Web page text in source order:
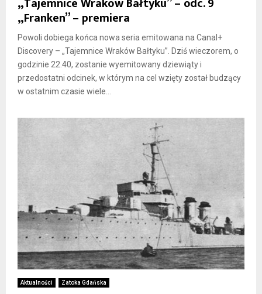
„Franken” – premiera
Powoli dobiega końca nowa seria emitowana na Canal+
Discovery – „Tajemnice Wraków Bałtyku”. Dziś wieczorem, o
godzinie 22.40, zostanie wyemitowany dziewiąty i
przedostatni odcinek, w którym na cel wzięty został budzący
w ostatnim czasie wiele...
Aktualności Zatoka Gdańska